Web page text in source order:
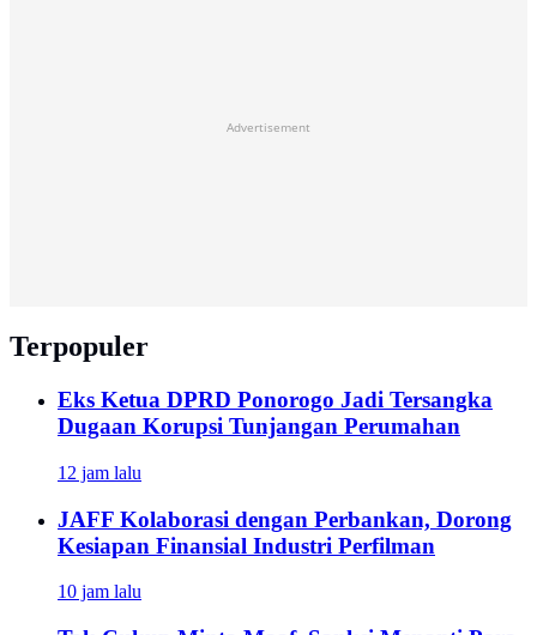
Advertisement
Terpopuler
Eks Ketua DPRD Ponorogo Jadi Tersangka
Dugaan Korupsi Tunjangan Perumahan
12 jam lalu
JAFF Kolaborasi dengan Perbankan, Dorong
Kesiapan Finansial Industri Perfilman
10 jam lalu